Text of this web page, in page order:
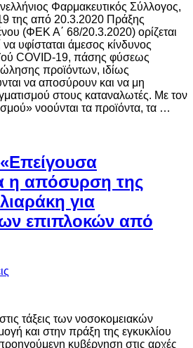
Φαρμακευτικός Σύλλογος,
της από 20.3.2020 Πράξης
(ΦΕΚ Α΄ 68/20.3.2020) ορίζεται
υφίσταται άμεσος κίνδυνος
COVID-19, πάσης φύσεως
προϊόντων, ιδίως
να αποσύρουν και να μη
στους καταναλωτές. Με τον
νοούνται τα προϊόντα, τα …
η απόσυρση της
για
επιπλοκών από
τάξεις των νοσοκομειακών
και στην πράξη της εγκυκλίου
κυβέρνηση στις αρχές